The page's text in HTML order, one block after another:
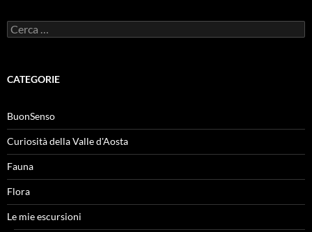
Ricerca
per:
CATEGORIE
BuonSenso
Curiosità della Valle d'Aosta
Fauna
Flora
Le mie escursioni